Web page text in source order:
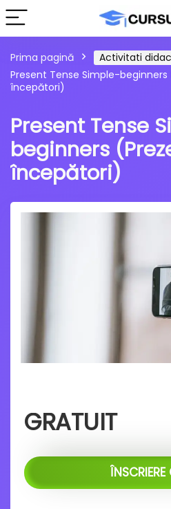
Prima pagină
Activitati
Present Tense Simple-
începători)
Present Tense
beginners
începători)
GRATUIT
ÎNSCRIERE